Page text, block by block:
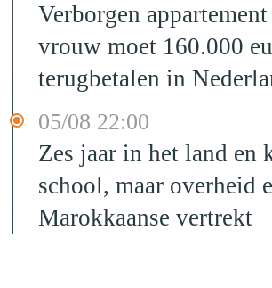
Verborgen
vrouw moet 160.000
terugbetalen in
05/08 22:00
Zes jaar in het land en
school, maar overheid
Marokkaanse vertrekt